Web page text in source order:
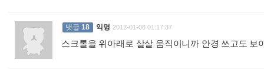
댓글 18 익명 2012-01-06 01:17:37
스크롤을 위아래로 살살 움직이니까 안경 쓰고도 보